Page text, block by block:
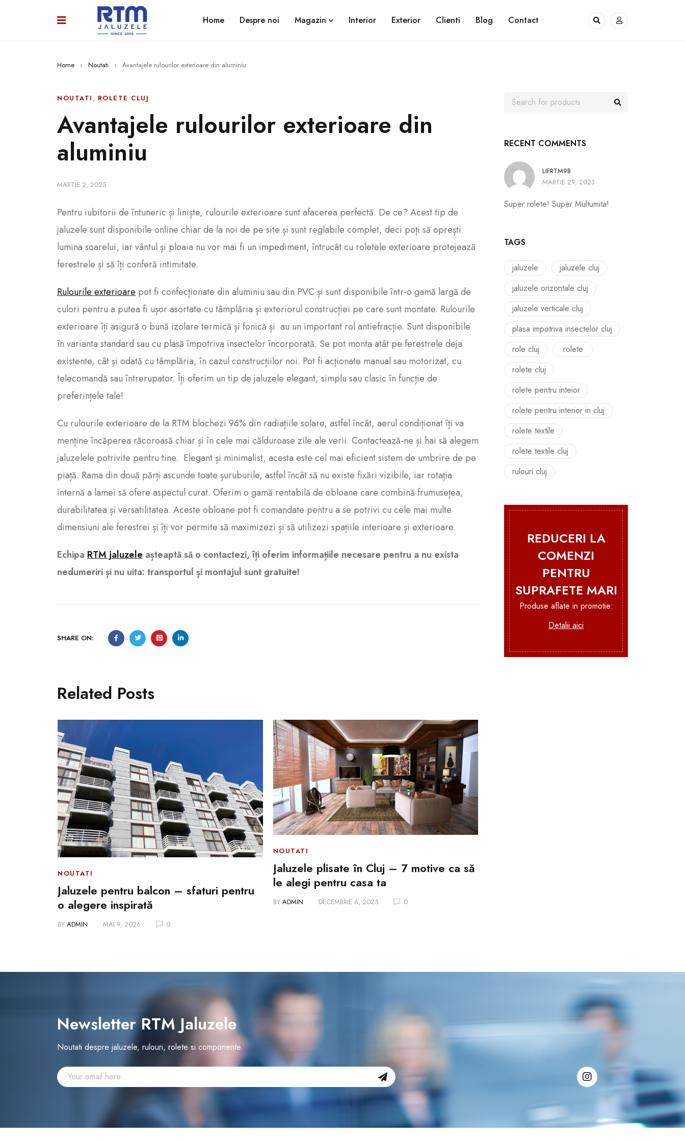
Home Despre noi Magazin Interior Exterior Clienti Blog Contact
Home › Noutati › Avantajele rulourilor exterioare din aluminiu
NOUTATI , ROLETE CLUJ
Avantajele rulourilor exterioare din
aluminiu
MARTIE 2, 2025
Pentru iubitorii de întuneric și liniște, rulourile exterioare sunt afacerea perfectă. De ce? Acest tip de
jaluzele sunt disponibile online chiar de la noi de pe site și sunt reglabile complet, deci poți să oprești
lumina soarelui, iar vântul și ploaia nu vor mai fi un impediment, întrucât cu roletele exterioare protejează
ferestrele și să îți conferă intimitate.
Rulourile exterioare pot fi confecționate din aluminiu sau din PVC și sunt disponibile într-o gamă largă de
culori pentru a putea fi ușor asortate cu tâmplăria și exteriorul construcției pe care sunt montate. Rulourile
exterioare îți asigură o bună izolare termică și fonică și au un important rol antiefracție. Sunt disponibile
în varianta standard sau cu plasă împotriva insectelor încorporată. Se pot monta atât pe ferestrele deja
existente, cât și odată cu tâmplăria, în cazul construcțiilor noi. Pot fi acționate manual sau motorizat, cu
telecomandă sau întrerupator. Îți oferim un tip de jaluzele elegant, simplu sau clasic în funcție de
preferințele tale!
Cu rulourile exterioare de la RTM blochezi 96% din radiațiile solare, astfel încât, aerul condiționat îți va
menține încăperea răcoroasă chiar și în cele mai călduroase zile ale verii. Contactează-ne și hai să alegem
jaluzelele potrivite pentru tine. Elegant și minimalist, acesta este cel mai eficient sistem de umbrire de pe
piață. Rama din două părți ascunde toate șuruburile, astfel încât să nu existe fixări vizibile, iar rotația
internă a lamei să ofere aspectul curat. Oferim o gamă rentabilă de obloane care combină frumusețea,
durabilitatea și versatilitatea. Aceste obloane pot fi comandate pentru a se potrivi cu cele mai multe
dimensiuni ale ferestrei și îți vor permite să maximizezi și să utilizezi spațiile interioare și exterioare.
Echipa RTM jaluzele așteaptă să o contactezi, îți oferim informațiile necesare pentru a nu exista
nedumeriri și nu uita: transportul și montajul sunt gratuite!
SHARE ON:
Related Posts
NOUTATI
Jaluzele pentru balcon – sfaturi pentru
o alegere inspirată
BY ADMIN MAI 9, 2026 0
NOUTATI
Jaluzele plisate în Cluj – 7 motive ca să
le alegi pentru casa ta
BY ADMIN DECEMBRIE 6, 2025 0
RECENT COMMENTS
LIFRTM9B
MARTIE 29, 2023
Super rolete! Super Multumita!
TAGS
jaluzele
jaluzele cluj
jaluzele orizontale cluj
jaluzele verticale cluj
plasa impotriva insectelor cluj
role cluj
rolete
rolete cluj
rolete pentru inteior
rolete pentru interior in cluj
rolete textile
rolete textile cluj
rulouri cluj
REDUCERI LA
COMENZI
PENTRU
SUPRAFETE MARI
Produse aflate in promotie:
Detalii aici
Newsletter RTM Jaluzele
Noutati despre jaluzele, rulouri, rolete si componente.